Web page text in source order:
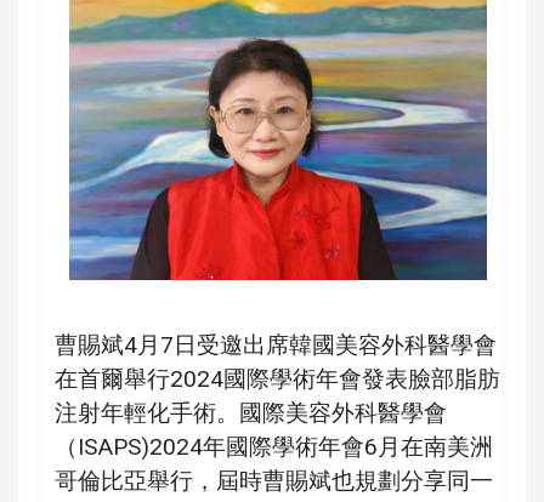
曹賜斌4月7日受邀出席韓國美容外科醫學會
在首爾舉行2024國際學術年會發表臉部脂肪
注射年輕化手術。國際美容外科醫學會
（ISAPS)2024年國際學術年會6月在南美洲
哥倫比亞舉行，屆時曹賜斌也規劃分享同一